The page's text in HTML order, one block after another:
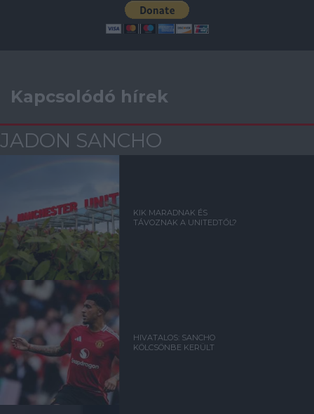
Kapcsolódó hírek
JADON SANCHO
KIK MARADNAK ÉS
TÁVOZNAK A UNITEDTŐL?
HIVATALOS: SANCHO
KÖLCSÖNBE KERÜLT